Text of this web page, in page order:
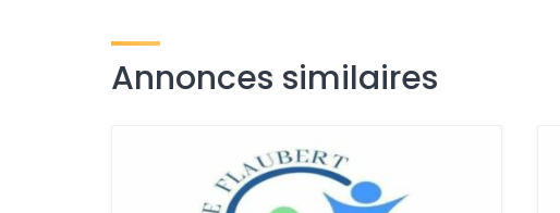
Annonces similaires